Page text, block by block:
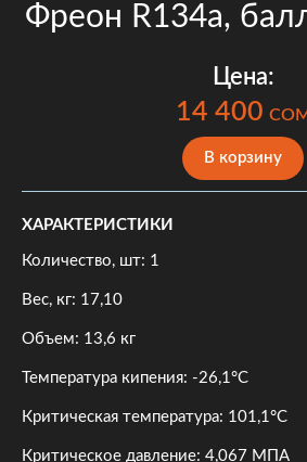
Фреон R134a,
Цена:
14 400 COM
В корзину
ХАРАКТЕРИСТИКИ
Количество, шт: 1
Вес, кг: 17,10
Объем: 13,6 кг
Температура кипения: -26,1°C
Критическая температура: 101,1°C
Критическое давление: 4,067 МПА